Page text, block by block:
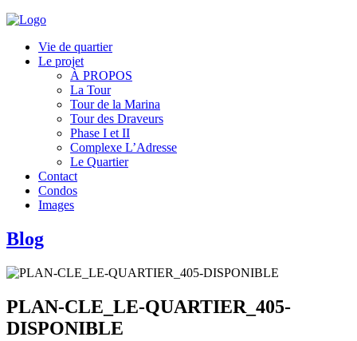
Vie de quartier
Le projet
À PROPOS
La Tour
Tour de la Marina
Tour des Draveurs
Phase I et II
Complexe L’Adresse
Le Quartier
Contact
Condos
Images
Blog
PLAN-CLE_LE-QUARTIER_405-
DISPONIBLE